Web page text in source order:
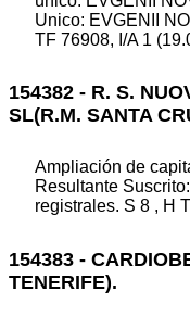
Unico: EVGENII
TF 76908, I/A 1
154382 - R. S.
SL(R.M. SANTA
Ampliación de
Resultante
registrales. S 8 , H
154383 -
TENERIFE).